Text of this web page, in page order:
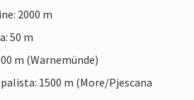
2000 m
50 m
m (Warnemünde)
1500 m (More/Pjescana